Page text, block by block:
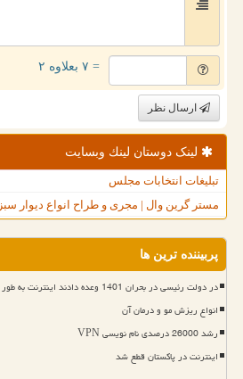
= ۷ بعلاوه ۲
ارسال نظر
لینک دوستان لینك وبسایت
تبلیغات انتخابات مجلس
مستر گرین وال | مجری و طراح انواع دیوار سبز
پربیننده ترین ها
در دولت رئیسی در بحران 1401 وعده دادند اینترنت به طور موقت قطع می شود اما ماندگار شد
انواع ریزش مو و درمان آن
رشد 26000 درصدی نام نویسی VPN
اینترنت در پاکستان قطع شد